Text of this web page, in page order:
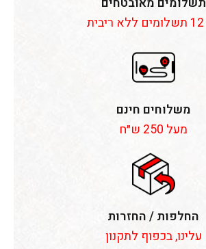
משלוחים חינם
מעל 250 ש״ח
החלפות / החזרות
עלינו, בכפוף לתקנון